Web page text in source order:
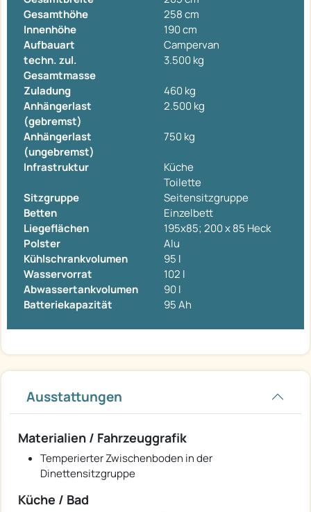
Gesamthöhe
258 cm
Innenhöhe
190 cm
Aufbauart
Campervan
techn. zul.
Gesamtmasse
3.500 kg
Zuladung
460 kg
Anhängerlast
(gebremst)
2.500 kg
Anhängerlast
(ungebremst)
750 kg
Infrastruktur
Küche
Toilette
Sitzgruppe
Seitensitzgruppe
Betten
Einzelbett
Liegeflächen
195x85; 200 x 85 Heck
Polster
Alu
Kühlschrankvolumen
95 l
Wasservorrat
102 l
Abwassertankvolumen
90 l
Batteriekapazität
95 Ah
Ausstattungen
Materialien / Fahrzeuggrafik
Temperierter Zwischenboden in der
Dinettensitzgruppe
Küche / Bad